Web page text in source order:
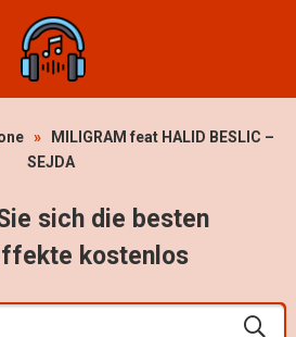
»
MILIGRAM feat HALID BESLIC –
SEJDA
sich die besten
kostenlos